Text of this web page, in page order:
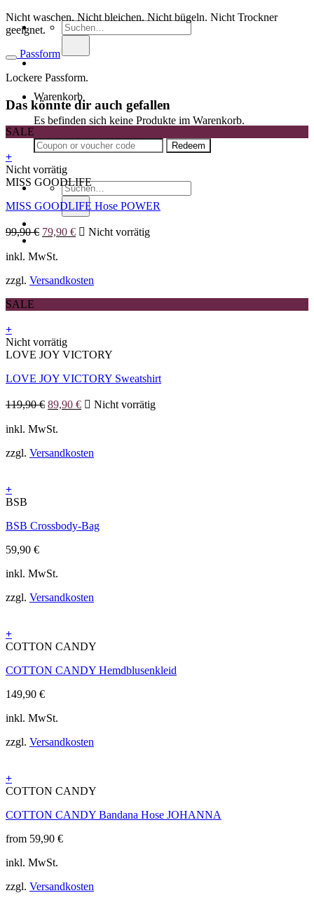
Suche
nach:
Warenkorb
Es befinden sich keine Produkte im Warenkorb.
Suche
nach:
Nicht waschen. Nicht bleichen. Nicht bügeln. Nicht Trockner
geeignet.
Passform
Lockere Passform.
Das könnte dir auch gefallen
SALE
+
Dieses
Produkt
weist
mehrere
auf.
Optionen
auf
Produktseite
werden
Nicht vorrätig
MISS GOODLIFE
MISS GOODLIFE Hose POWER
99,90€ Ursprünglicher
war:
79,90 €Aktueller
Nicht vorrätig
inkl. MwSt.
zzgl. Versandkosten
SALE
+
Dieses
Produkt
mehrere
auf.
Optionen
auf
gewählt
werden
Nicht vorrätig
LOVE JOY VICTORY
LOVE JOY VICTORY Sweatshirt
119,90€ Ursprünglicher
war:
89,90 €Aktueller
Nicht vorrätig
inkl. MwSt.
zzgl. Versandkosten
+
BSB
BSB Crossbody-Bag
59,90 €
inkl. MwSt.
zzgl. Versandkosten
+
Dieses
weist
Varianten
Die
können
Produktseite
gewählt
werden
COTTON CANDY
COTTON CANDY Hemdblusenkleid
149,90 €
inkl. MwSt.
zzgl. Versandkosten
+
Dieses
weist
Varianten
Die
können
COTTON CANDY
COTTON CANDY Bandana Hose JOHANNA
from 59,90 €
inkl. MwSt.
zzgl. Versandkosten